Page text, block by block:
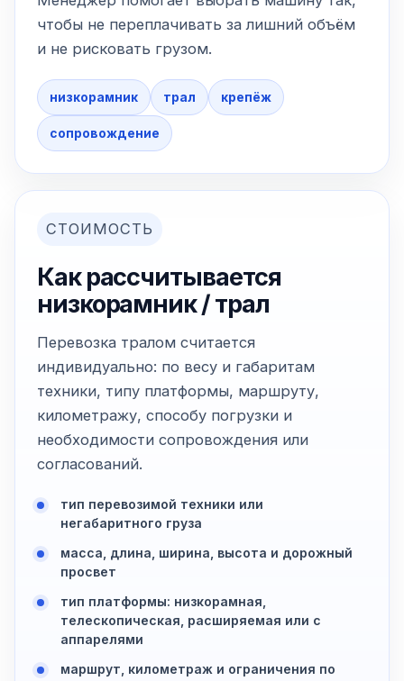
чтобы не переплачивать за лишний объём
и не рисковать грузом.
низкорамник трал крепёж
сопровождение
СТОИМОСТЬ
Как рассчитывается
низкорамник / трал
Перевозка тралом считается
индивидуально: по весу и габаритам
техники, типу платформы, маршруту,
километражу, способу погрузки и
необходимости сопровождения или
согласований.
тип перевозимой техники или
негабаритного груза
масса, длина, ширина, высота и дорожный
просвет
тип платформы: низкорамная,
телескопическая, расширяемая или с
аппарелями
маршрут, километраж и ограничения по